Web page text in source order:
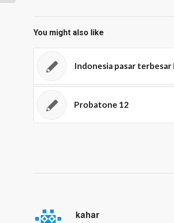
You might also like
Indonesia pasar terbesar
Probatone 12
kahar